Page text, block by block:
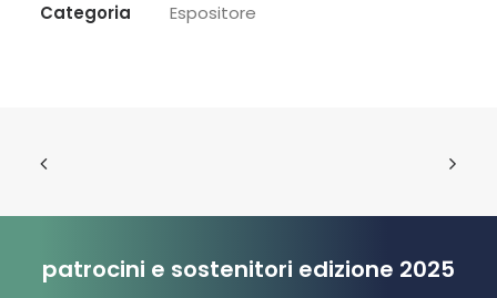
Categoria Espositore
patrocini e sostenitori edizione 2025